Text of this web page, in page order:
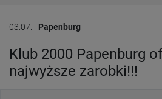
03.07. Papenburg
Klub 2000 Papenburg
najwyższe zarobki!!!